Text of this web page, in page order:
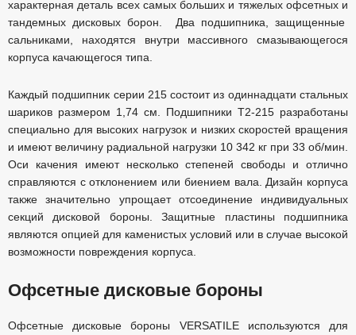
характерная деталь всех самых больших и тяжелых офсетных и
тандемных дисковых борон. Два подшипника, защищенные
сальниками, находятся внутри массивного смазывающегося
корпуса качающегося типа.
Каждый подшипник серии 215 состоит из одиннадцати стальных
шариков размером 1,74 cм. Подшипники T2-215 разработаны
специально для высоких нагрузок и низких скоростей вращения
и имеют величину радиальной нагрузки 10 342 кг при 33 об/мин.
Оси качения имеют несколько степеней свободы и отлично
справляются с отклонением или биением вала. Дизайн корпуса
также значительно упрощает отсоединение индивидуальных
секций дисковой бороны. Защитные пластины подшипника
являются опцией для каменистых условий или в случае высокой
возможности повреждения корпуса.
Офсетные дисковые бороны
Офсетные дисковые бороны VERSATILE используются для